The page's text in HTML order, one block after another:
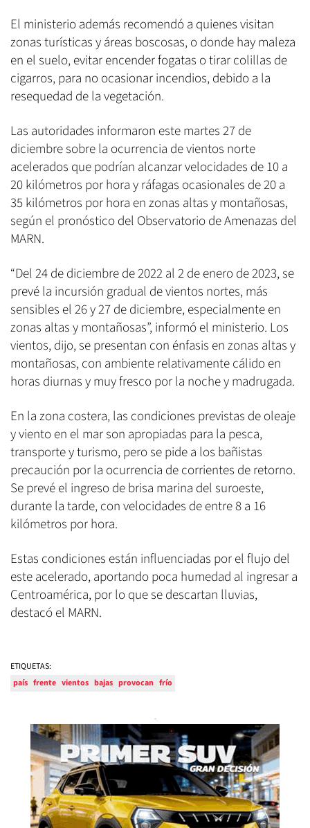
El ministerio además recomendó a quienes visitan
zonas turísticas y áreas boscosas, o donde hay maleza
en el suelo, evitar encender fogatas o tirar colillas de
cigarros, para no ocasionar incendios, debido a la
resequedad de la vegetación.
Las autoridades informaron este martes 27 de
diciembre sobre la ocurrencia de vientos norte
acelerados que podrían alcanzar velocidades de 10 a
20 kilómetros por hora y ráfagas ocasionales de 20 a
35 kilómetros por hora en zonas altas y montañosas,
según el pronóstico del Observatorio de Amenazas del
MARN.
“Del 24 de diciembre de 2022 al 2 de enero de 2023, se
prevé la incursión gradual de vientos nortes, más
sensibles el 26 y 27 de diciembre, especialmente en
zonas altas y montañosas”, informó el ministerio. Los
vientos, dijo, se presentan con énfasis en zonas altas y
montañosas, con ambiente relativamente cálido en
horas diurnas y muy fresco por la noche y madrugada.
En la zona costera, las condiciones previstas de oleaje
y viento en el mar son apropiadas para la pesca,
transporte y turismo, pero se pide a los bañistas
precaución por la ocurrencia de corrientes de retorno.
Se prevé el ingreso de brisa marina del suroeste,
durante la tarde, con velocidades de entre 8 a 16
kilómetros por hora.
Estas condiciones están influenciadas por el flujo del
este acelerado, aportando poca humedad al ingresar a
Centroamérica, por lo que se descartan lluvias,
destacó el MARN.
ETIQUETAS:
país frente vientos bajas provocan frío